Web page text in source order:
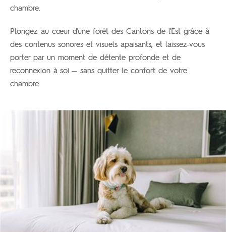
chambre.
Plongez au cœur d'une forêt des Cantons-de-l'Est grâce à
des contenus sonores et visuels apaisants, et laissez-vous
porter par un moment de détente profonde et de
reconnexion à soi — sans quitter le confort de votre
chambre.